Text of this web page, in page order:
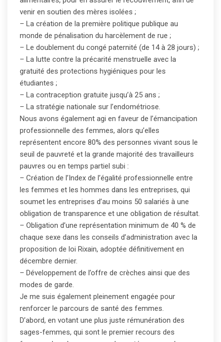
venir en soutien des mères isolées ;
– La création de la première politique publique au
monde de pénalisation du harcèlement de rue ;
– Le doublement du congé paternité (de 14 à 28 jours) ;
– La lutte contre la précarité menstruelle avec la
gratuité des protections hygiéniques pour les
étudiantes ;
– La contraception gratuite jusqu’à 25 ans ;
– La stratégie nationale sur l’endométriose.
Nous avons également agi en faveur de l’émancipation
professionnelle des femmes, alors qu’elles
représentent encore 80% des personnes vivant sous le
seuil de pauvreté et la grande majorité des travailleurs
pauvres ou en temps partiel subi :
– Création de l’Index de l’égalité professionnelle entre
les femmes et les hommes dans les entreprises, qui
soumet les entreprises d’au moins 50 salariés à une
obligation de transparence et une obligation de résultat.
– Obligation d’une représentation minimum de 40 % de
chaque sexe dans les conseils d’administration avec la
proposition de loi Rixain, adoptée définitivement en
décembre dernier.
– Développement de l’offre de crèches ainsi que des
modes de garde.
Je me suis également pleinement engagée pour
renforcer le parcours de santé des femmes.
D’abord, en votant une plus juste rémunération des
sages-femmes, qui sont le premier recours des